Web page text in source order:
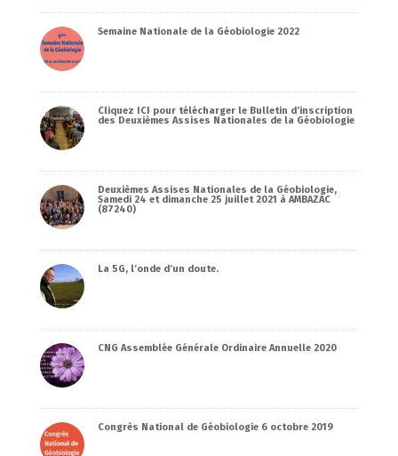
Semaine Nationale de la Géobiologie 2022
Cliquez ICI pour télécharger le Bulletin d’inscription
des Deuxièmes Assises Nationales de la Géobiologie
Deuxièmes Assises Nationales de la Géobiologie,
Samedi 24 et dimanche 25 juillet 2021 à AMBAZAC
(87240)
La 5G, l’onde d’un doute.
CNG Assemblée Générale Ordinaire Annuelle 2020
Congrès National de Géobiologie 6 octobre 2019